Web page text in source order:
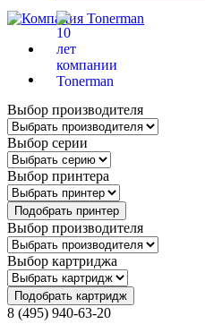
Выбор производителя
Выбор серии
Выбор принтера
Подобрать принтер
Выбор производителя
Выбор картриджа
Подобрать картридж
8 (495) 940-63-20